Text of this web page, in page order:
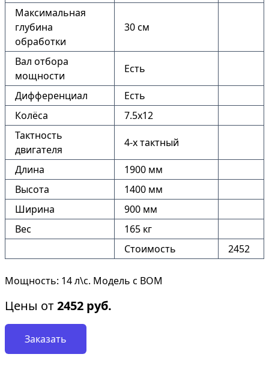
Максимальная
глубина
обработки
30 см
Вал отбора
мощности
Есть
Дифференциал
Есть
Колёса
7.5х12
Тактность
двигателя
4-х тактный
Длина
1900 мм
Высота
1400 мм
Ширина
900 мм
Вес
165 кг
Стоимость
2452
Мощность: 14 л\с. Модель с ВОМ
Цены от2452 руб.
Заказать